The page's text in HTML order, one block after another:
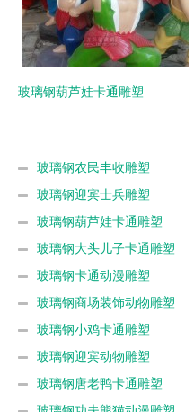
玻璃钢葫芦娃卡通雕塑
玻璃钢农民丰收雕塑
玻璃钢迎宾士兵雕塑
玻璃钢葫芦娃卡通雕塑
玻璃钢大头儿子卡通雕塑
玻璃钢卡通动漫雕塑
玻璃钢商场装饰动物雕塑
玻璃钢小鸡卡通雕塑
玻璃钢迎宾动物雕塑
玻璃钢唐老鸭卡通雕塑